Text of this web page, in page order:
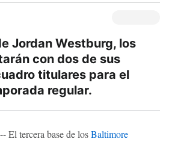
Jordan Westburg, los
con dos de sus
titulares para el
regular.
El tercera base de losBaltimore